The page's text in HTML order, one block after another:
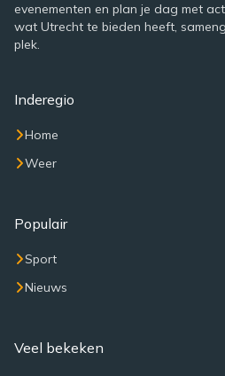
evenementen en plan je dag met
wat Utrecht te bieden heeft,
plek.
Inderegio
Home
Weer
Populair
Sport
Nieuws
Veel bekeken